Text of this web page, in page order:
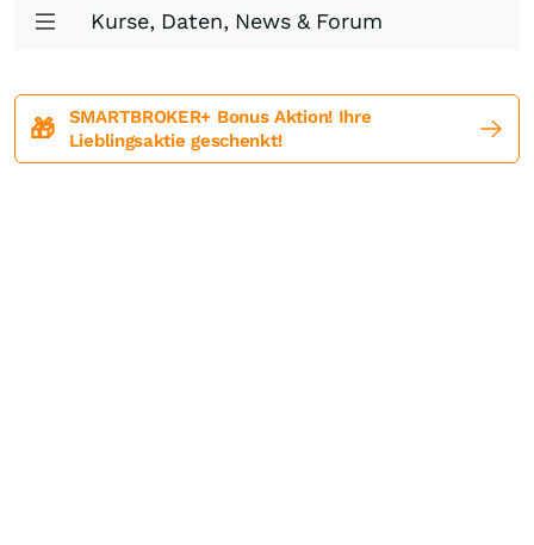
Kurse, Daten, News & Forum
🎁
SMARTBROKER+ Bonus Aktion! Ihre
Lieblingsaktie geschenkt!